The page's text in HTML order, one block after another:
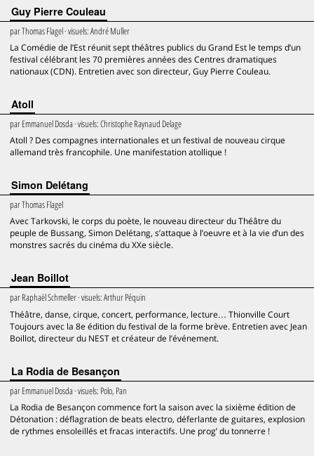
Guy Pierre Couleau
parThomas Flagel· visuels:André Muller
La Comédie de l’Est réunit sept théâtres publics du Grand Est le temps d’un
festival célébrant les 70 premières années des Centres dramatiques
nationaux (CDN). Entretien avec son directeur, Guy Pierre Couleau.
Atoll
parEmmanuel Dosda · visuels:Christophe Raynaud Delage
Atoll ? Des compagnes internationales et un festival de nouveau cirque
allemand très francophile. Une manifestation atollique !
Simon Delétang
parThomas Flagel
Avec Tarkovski, le corps du poète, le nouveau directeur du Théâtre du
peuple de Bussang, Simon Delétang, s’attaque à l’oeuvre et à la vie d’un des
monstres sacrés du cinéma du XXe siècle.
Jean Boillot
parRaphaël Schmeller· visuels:Arthur Péquin
Théâtre, danse, cirque, concert, performance, lecture… Thionville Court
Toujours avec la 8e édition du festival de la forme brève. Entretien avec Jean
Boillot, directeur du NEST et créateur de l’événement.
La Rodia de Besançon
parEmmanuel Dosda · visuels: Polo, Pan
La Rodia de Besançon commence fort la saison avec la sixième édition de
Détonation : déflagration de beats electro, déferlante de guitares, explosion
de rythmes ensoleillés et fracas interactifs. Une prog’ du tonnerre !